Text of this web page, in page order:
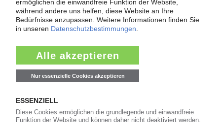
Höhere Preise für PE
03.06.2013
DOW EUROPE
Preiserhöhung für PE
DOW EUROPE
PE-Portfolio im März teurer
06.03.2013